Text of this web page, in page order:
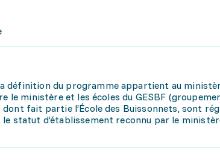
définition du programme appartient au
le ministère et les écoles du GESBF
fait partie l’École des Buissonnets, sont
le statut d’établissement reconnu par le